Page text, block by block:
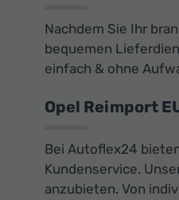
Nachdem Sie Ihr
bequemen
einfach & ohne
Opel Reimport
Bei Autoflex24
Kundenservice.
anzubieten. Von